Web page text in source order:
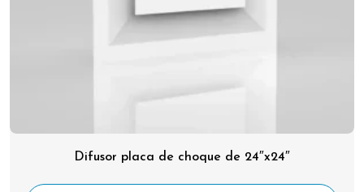
Difusor placa de choque de 24″x24″